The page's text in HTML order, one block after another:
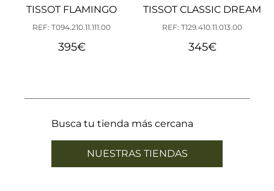
TISSOT FLAMINGO
REF: T094.210.11.111.00
395€
TISSOT CLASSIC DREAM
REF: T129.410.11.013.00
345€
Busca tu tienda más cercana
NUESTRAS TIENDAS